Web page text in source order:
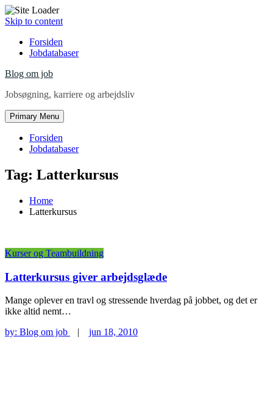
Skip to content
Forsiden
Jobdatabaser
Blog om job
Jobsøgning, karriere og arbejdsliv
Primary Menu
Forsiden
Jobdatabaser
Tag: Latterkursus
Home
Latterkursus
Kurser og Teambuildning
Latterkursus giver arbejdsglæde
Mange oplever en travl og stressende hverdag på jobbet, og det er
ikke altid nemt…
by: Blog om job | jun 18, 2010